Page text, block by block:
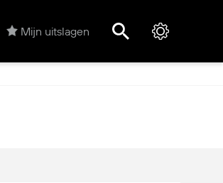
Mijn uitslagen